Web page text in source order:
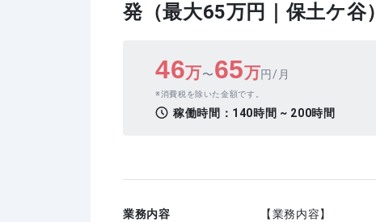
発（最大65万円｜保土ケ谷）
46万〜65万円/月
消費税を除いた金額です。
稼働時間： 140時間 ~ 200時間
業務内容
【業務内容】